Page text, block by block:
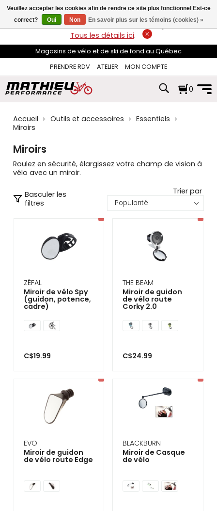
flèches
haut
et
pour
sélectionner
disponible.
Appuyez
pour
accéder
résultat
de
recherche
sélectionné.
Les
d'appareils
tactiles
gestes
tels
et
glisser.
LIVRAISON GRATUITEsur les commandes de plus de 74$*.
Tous les détails ici.
Magasins de vélo et de ski de fond au Québec
PRENDRE RDV
ATELIER MON COMPTE
0
Accueil Outils et accessoires
Essentiels
Miroirs
Miroirs
Roulez en sécurité, élargissez votre champ de vision à
vélo avec un miroir.
Basculer les
filtres
Trier par
ZÉFAL
Miroir de vélo Spy
(guidon, potence,
cadre)
C$19.99
THE BEAM
Miroir de guidon
de vélo route
Corky 2.0
C$24.99
EVO
Miroir de guidon
de vélo route Edge
BLACKBURN
Miroir de Casque
de vélo
Veuillez accepter les cookies afin de rendre ce site plus fonctionnel Est-ce
correct?
Oui Non En savoir plus sur les témoins (cookies) »